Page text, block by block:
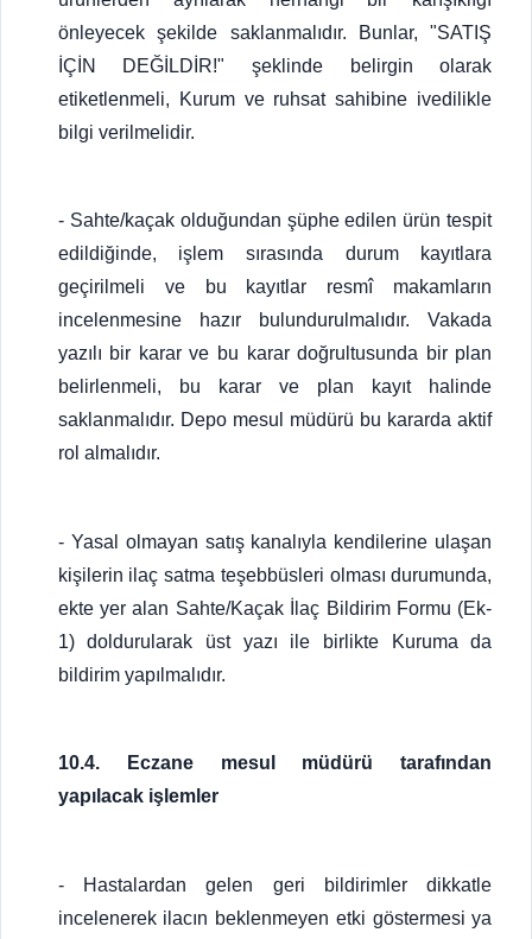
önleyecek şekilde saklanmalıdır. Bunlar, "SATIŞ
İÇİN DEĞİLDİR!" şeklinde belirgin olarak
etiketlenmeli, Kurum ve ruhsat sahibine ivedilikle
bilgi verilmelidir.
- Sahte/kaçak olduğundan şüphe edilen ürün tespit
edildiğinde, işlem sırasında durum kayıtlara
geçirilmeli ve bu kayıtlar resmî makamların
incelenmesine hazır bulundurulmalıdır. Vakada
yazılı bir karar ve bu karar doğrultusunda bir plan
belirlenmeli, bu karar ve plan kayıt halinde
saklanmalıdır. Depo mesul müdürü bu kararda aktif
rol almalıdır.
- Yasal olmayan satış kanalıyla kendilerine ulaşan
kişilerin ilaç satma teşebbüsleri olması durumunda,
ekte yer alan Sahte/Kaçak İlaç Bildirim Formu (Ek-
1) doldurularak üst yazı ile birlikte Kuruma da
bildirim yapılmalıdır.
10.4. Eczane mesul müdürü tarafından
yapılacak işlemler
- Hastalardan gelen geri bildirimler dikkatle
incelenerek ilacın beklenmeyen etki göstermesi ya